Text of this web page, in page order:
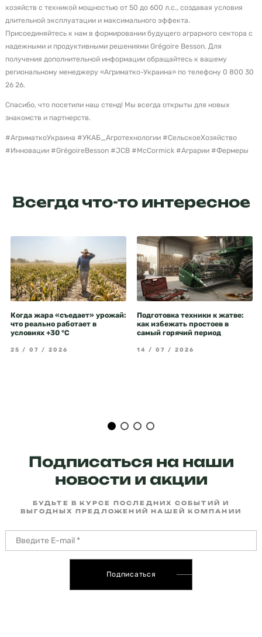
хозяйств с техникой мощностью от 50 до 600 л.с., создавая условия
длительной эксплуатации и максимального эффекта.
Присоединяйтесь к нам в формировании будущего аграрного сектора с
надежными и продуктивными решениями Grégoire Besson. Для
получения дополнительной информации обращайтесь к вашему
региональному менеджеру «Агриматко-Украина» по телефону 0 800 30
26 26.
Спасибо, что посетили наш стенд! Мы всегда открыты для новых
знакомств и партнерств.
#АгриматкоУкраина #УКАБ_Агротехнологии #СельскоеХозяйство
#Инновации #GrégoireBesson #JCB #McCormick #Аграрии #Фермеры
Всегда что-то интересное
Когда жара «съедает» урожай:
что реально работает в
условиях +30 °C
25 / 07 / 2026
Подготовка техники к жатве:
как избежать простоев в
самый горячий период
14 / 07 / 2026
Подписаться на наши
новости и акции
БУДЬТЕ В КУРСЕ ПОСЛЕДНИХ СОБЫТИЙ И
ВЫГОДНЫХ ПРЕДЛОЖЕНИЙ НАШЕЙ КОМПАНИИ
Подписаться